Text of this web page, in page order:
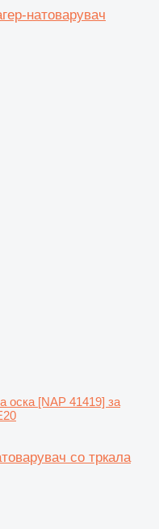
натоварувач
оска [NAP 41419] за
со тркала